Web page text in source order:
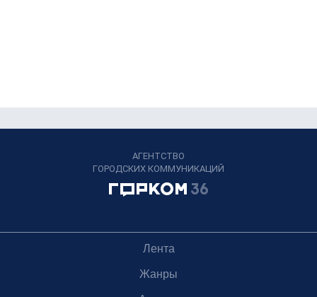
АГЕНТСТВО
ГОРОДСКИХ КОММУНИКАЦИЙ
Лента
Жанры